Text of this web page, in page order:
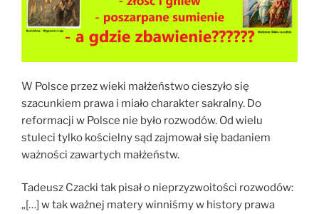
W Polsce przez wieki małżeństwo cieszyło się
szacunkiem prawa i miało charakter sakralny. Do
reformacji w Polsce nie było rozwodów. Od wielu
stuleci tylko kościelny sąd zajmował się badaniem
ważności zawartych małżeństw.
Tadeusz Czacki tak pisał o nieprzyzwoitości rozwodów:
„[…] w tak ważnej matery winniśmy w history prawa